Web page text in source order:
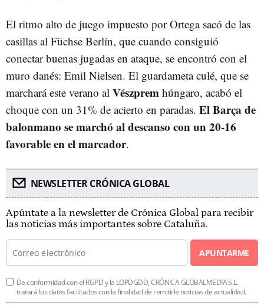
El ritmo alto de juego impuesto por Ortega sacó de las
casillas al Füchse Berlín, que cuando consiguió
conectar buenas jugadas en ataque, se encontró con el
muro danés: Emil Nielsen. El guardameta culé, que se
marchará este verano al Vészprem húngaro, acabó el
choque con un 31% de acierto en paradas. El Barça de
balonmano se marchó al descanso con un 20-16
favorable en el marcador.
NEWSLETTER CRÓNICA GLOBAL
Apúntate a la newsletter de Crónica Global para recibir
las noticias más importantes sobre Cataluña.
APUNTARME
De conformidad con el RGPD y la LOPDGDD, CRÓNICA GLOBALMEDIA S.L.
tratará los datos facilitados con la finalidad de remitirle noticias de actualidad.